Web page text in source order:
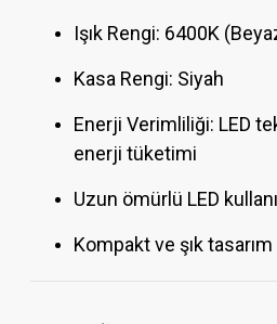
Işık Rengi: 6400K
Kasa Rengi: Siyah
Enerji Verimliliği: LED
enerji tüketimi
Uzun ömürlü LED
Kompakt ve şık tasarım